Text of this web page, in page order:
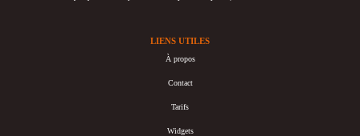
LIENS UTILES
À propos
Contact
Tarifs
Widgets